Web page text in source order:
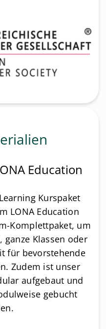
Education
Kurspaket
LONA Education
Komplettpaket, um
ganze Klassen oder
für bevorstehende
Zudem ist unser
aufgebaut und
gebucht